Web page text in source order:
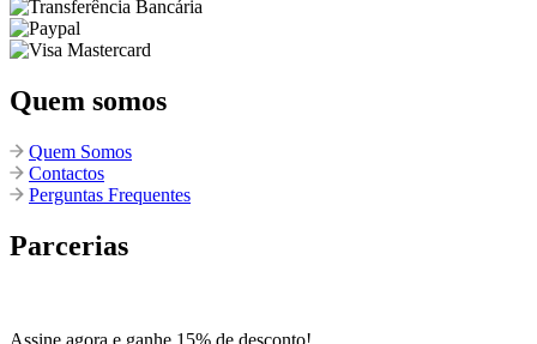
Quem somos
Quem Somos
Contactos
Perguntas Frequentes
Parcerias
Assine agora e ganhe 15% de desconto!